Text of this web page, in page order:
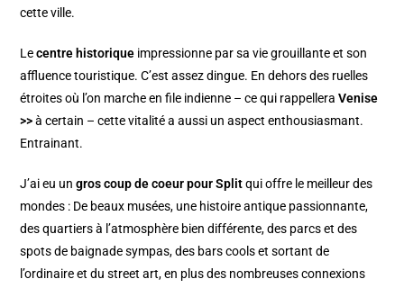
cette ville.
Lecentre historique impressionne par sa vie grouillante et son
affluence touristique. C’est assez dingue. En dehors des ruelles
étroites où l’on marche en file indienne – ce qui rappelleraVenise
>>à certain – cette vitalité a aussi un aspect enthousiasmant.
Entrainant.
J’ai eu ungros coup de coeur pour Splitqui offre le meilleur des
mondes : De beaux musées, une histoire antique passionnante,
des quartiers à l’atmosphère bien différente, des parcs et des
spots de baignade sympas, des bars cools et sortant de
l’ordinaire et du street art, en plus des nombreuses connexions